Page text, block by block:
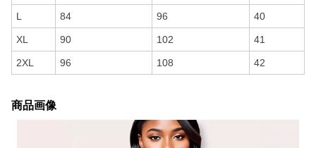
L 84 96 40
XL 90 102 41
2XL 96 108 42
商品画像